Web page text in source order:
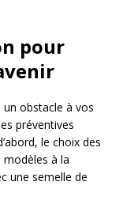
pour
un obstacle à vos
préventives
le choix des
à la
une semelle de